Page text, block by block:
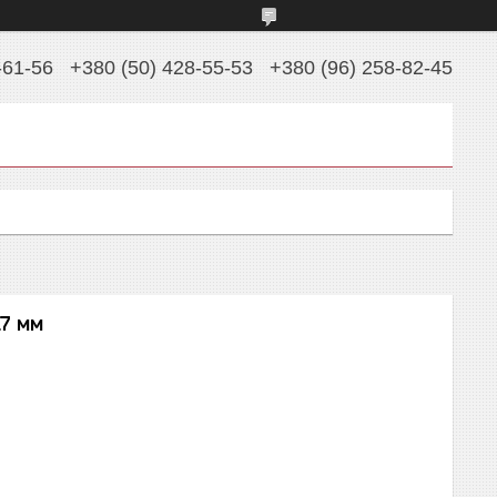
56 +380 (50) 428-55-53 +380 (96) 258-82-45
мм